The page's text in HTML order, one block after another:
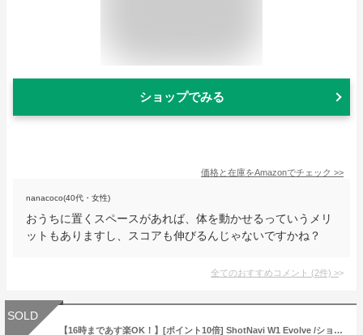
ショップでみる
価格と在庫をAmazonでチェック >>
nanacoco(40代・女性)
おうちに置くスペースがあれば、体を動かせるっていうメリ
ットもありますし、スコアも伸びるんじゃないですかね？
全てのおすすめコメント (2件) >
SOLD
【16時まであす楽OK！】[ポイント10倍] ShotNavi W1 Evolve /ショットナビ W1エボルブ 《フルカラー腕時計タイプ》(ゴルフナビ/GPSゴルフナビ/GPSナビ/距離計/距離測定器 / みちびきL1S対応 ゴルフ用品 ゴルフ用具 ゴルフ ナビ )